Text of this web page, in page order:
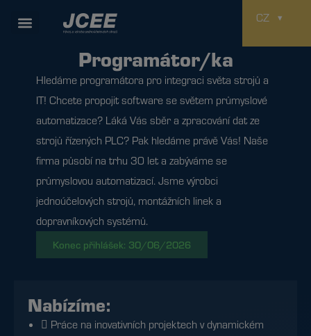
CZ
Programátor/ka
Hledáme programátora pro integraci světa strojů a
IT! Chcete propojit software se světem průmyslové
automatizace? Láká Vás sběr a zpracování dat ze
strojů řízených PLC? Pak hledáme právě Vás! Naše
firma působí na trhu 30 let a zabýváme se
průmyslovou automatizací. Jsme výrobci
jednoúčelových strojů, montážních linek a
dopravníkových systémů.
Konec přihlášek: 30/06/2026
Nabízíme:
 Práce na inovativních projektech v dynamickém